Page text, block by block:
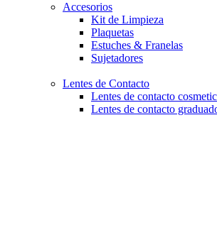
Accesorios
Kit de Limpieza
Plaquetas
Estuches & Franelas
Sujetadores
Lentes de Contacto
Lentes de contacto
Lentes de contacto